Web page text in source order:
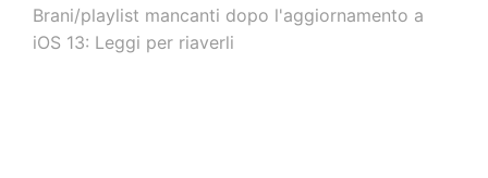
Brani/playlist mancanti dopo l'aggiornamento a
iOS 13: Leggi per riaverli